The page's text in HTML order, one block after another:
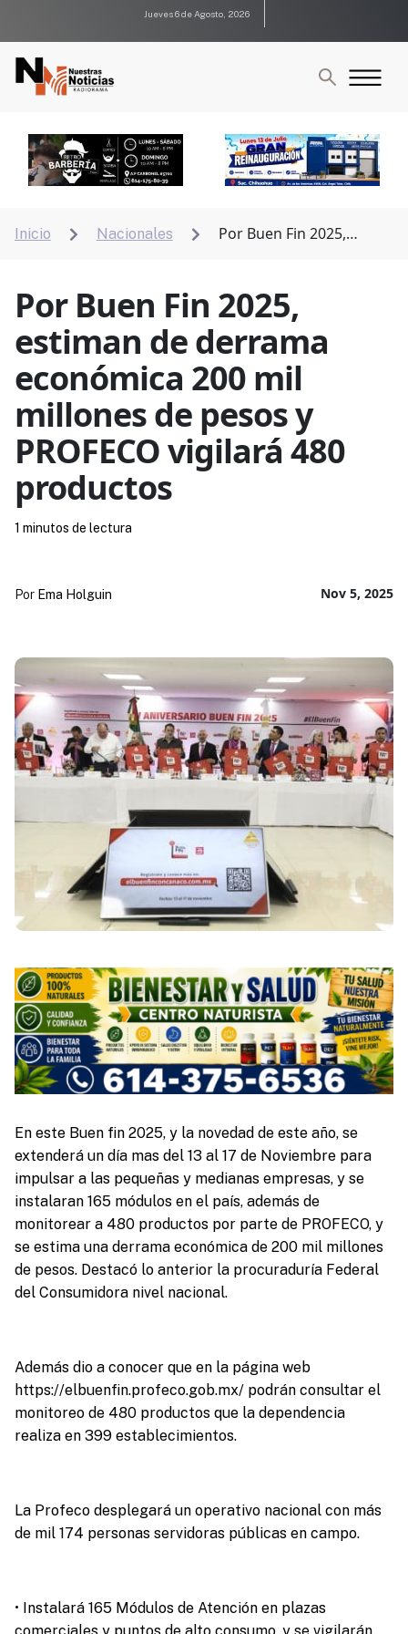
Jueves 6 de Agosto, 2026
Inicio  Nacionales 
Por Buen Fin 2025,
Por Buen Fin 2025,
estiman de derrama
económica 200 mil
millones de pesos y
PROFECO vigilará 480
productos
Nov 5, 2025
Por Ema Holguin
1 minutos de lectura
En este Buen fin 2025, y la novedad de este año, se
extenderá un día mas del 13 al 17 de Noviembre para
impulsar a las pequeñas y medianas empresas, y se
instalaran 165 módulos en el país, además de
monitorear a 480 productos por parte de PROFECO, y
se estima una derrama económica de 200 mil millones
de pesos. Destacó lo anterior la procuraduría Federal
del Consumidora nivel nacional.
Además dio a conocer que en la página web
https://elbuenfin.profeco.gob.mx/ podrán consultar el
monitoreo de 480 productos que la dependencia
realiza en 399 establecimientos.
La Profeco desplegará un operativo nacional con más
de mil 174 personas servidoras públicas en campo.
• Instalará 165 Módulos de Atención en plazas
comerciales y puntos de alto consumo, y se vigilarán